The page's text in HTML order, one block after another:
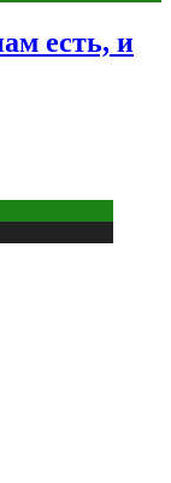
есть, и